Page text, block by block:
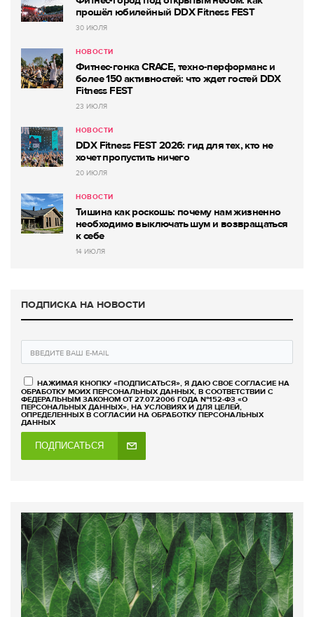
прошёл юбилейный DDX Fitness FEST
30 ИЮЛЯ
НОВОСТИ
Фитнес-гонка CRACE, техно-перформанс и
более 150 активностей: что ждет гостей DDX
Fitness FEST
23 ИЮЛЯ
НОВОСТИ
DDX Fitness FEST 2026: гид для тех, кто не
хочет пропустить ничего
20 ИЮЛЯ
НОВОСТИ
Тишина как роскошь: почему нам жизненно
необходимо выключать шум и возвращаться
к себе
14 ИЮЛЯ
ПОДПИСКА НА НОВОСТИ
НАЖИМАЯ КНОПКУ «ПОДПИСАТЬСЯ», Я ДАЮ СВОЕ СОГЛАСИЕ НА
ОБРАБОТКУ МОИХ ПЕРСОНАЛЬНЫХ ДАННЫХ, В СООТВЕТСТВИИ С
ФЕДЕРАЛЬНЫМ ЗАКОНОМ ОТ 27.07.2006 ГОДА №152-ФЗ «О
ПЕРСОНАЛЬНЫХ ДАННЫХ», НА УСЛОВИЯХ И ДЛЯ ЦЕЛЕЙ,
ОПРЕДЕЛЕННЫХ В СОГЛАСИИ НА ОБРАБОТКУ ПЕРСОНАЛЬНЫХ
ДАННЫХ
ПОДПИСАТЬСЯ